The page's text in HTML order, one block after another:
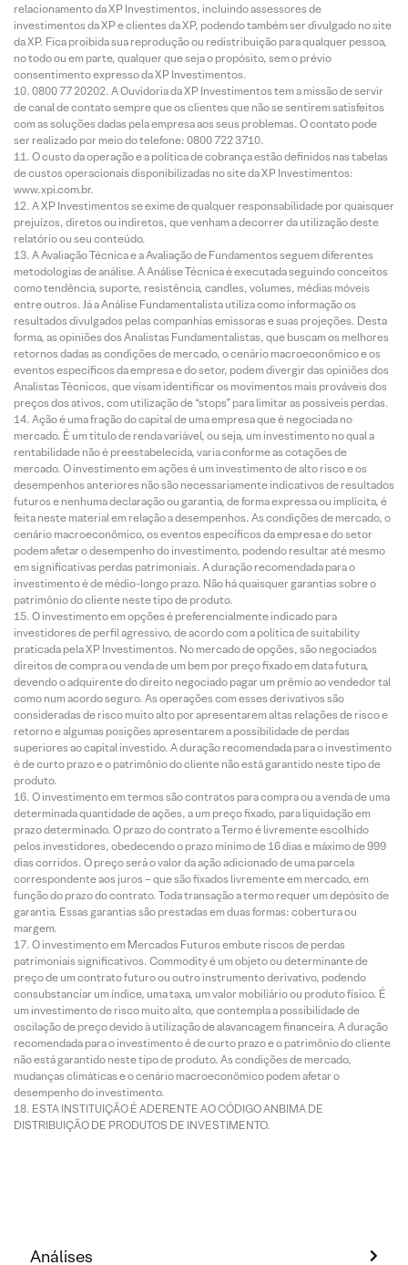
relacionamento da XP Investimentos, incluindo assessores de
investimentos da XP e clientes da XP, podendo também ser divulgado no site
da XP. Fica proibida sua reprodução ou redistribuição para qualquer pessoa,
no todo ou em parte, qualquer que seja o propósito, sem o prévio
consentimento expresso da XP Investimentos.
0800 77 20202. A Ouvidoria da XP Investimentos tem a missão de servir
de canal de contato sempre que os clientes que não se sentirem satisfeitos
com as soluções dadas pela empresa aos seus problemas. O contato pode
ser realizado por meio do telefone: 0800 722 3710.
O custo da operação e a política de cobrança estão definidos nas tabelas
de custos operacionais disponibilizadas no site da XP Investimentos:
www.xpi.com.br.
A XP Investimentos se exime de qualquer responsabilidade por quaisquer
prejuízos, diretos ou indiretos, que venham a decorrer da utilização deste
relatório ou seu conteúdo.
A Avaliação Técnica e a Avaliação de Fundamentos seguem diferentes
metodologias de análise. A Análise Técnica é executada seguindo conceitos
como tendência, suporte, resistência, candles, volumes, médias móveis
entre outros. Já a Análise Fundamentalista utiliza como informação os
resultados divulgados pelas companhias emissoras e suas projeções. Desta
forma, as opiniões dos Analistas Fundamentalistas, que buscam os melhores
retornos dadas as condições de mercado, o cenário macroeconômico e os
eventos específicos da empresa e do setor, podem divergir das opiniões dos
Analistas Técnicos, que visam identificar os movimentos mais prováveis dos
preços dos ativos, com utilização de “stops” para limitar as possíveis perdas.
Ação é uma fração do capital de uma empresa que é negociada no
mercado. É um título de renda variável, ou seja, um investimento no qual a
rentabilidade não é preestabelecida, varia conforme as cotações de
mercado. O investimento em ações é um investimento de alto risco e os
desempenhos anteriores não são necessariamente indicativos de resultados
futuros e nenhuma declaração ou garantia, de forma expressa ou implícita, é
feita neste material em relação a desempenhos. As condições de mercado, o
cenário macroeconômico, os eventos específicos da empresa e do setor
podem afetar o desempenho do investimento, podendo resultar até mesmo
em significativas perdas patrimoniais. A duração recomendada para o
investimento é de médio-longo prazo. Não há quaisquer garantias sobre o
patrimônio do cliente neste tipo de produto.
O investimento em opções é preferencialmente indicado para
investidores de perfil agressivo, de acordo com a política de suitability
praticada pela XP Investimentos. No mercado de opções, são negociados
direitos de compra ou venda de um bem por preço fixado em data futura,
devendo o adquirente do direito negociado pagar um prêmio ao vendedor tal
como num acordo seguro. As operações com esses derivativos são
consideradas de risco muito alto por apresentarem altas relações de risco e
retorno e algumas posições apresentarem a possibilidade de perdas
superiores ao capital investido. A duração recomendada para o investimento
é de curto prazo e o patrimônio do cliente não está garantido neste tipo de
produto.
O investimento em termos são contratos para compra ou a venda de uma
determinada quantidade de ações, a um preço fixado, para liquidação em
prazo determinado. O prazo do contrato a Termo é livremente escolhido
pelos investidores, obedecendo o prazo mínimo de 16 dias e máximo de 999
dias corridos. O preço será o valor da ação adicionado de uma parcela
correspondente aos juros – que são fixados livremente em mercado, em
função do prazo do contrato. Toda transação a termo requer um depósito de
garantia. Essas garantias são prestadas em duas formas: cobertura ou
margem.
O investimento em Mercados Futuros embute riscos de perdas
patrimoniais significativos. Commodity é um objeto ou determinante de
preço de um contrato futuro ou outro instrumento derivativo, podendo
consubstanciar um índice, uma taxa, um valor mobiliário ou produto físico. É
um investimento de risco muito alto, que contempla a possibilidade de
oscilação de preço devido à utilização de alavancagem financeira. A duração
recomendada para o investimento é de curto prazo e o patrimônio do cliente
não está garantido neste tipo de produto. As condições de mercado,
mudanças climáticas e o cenário macroeconômico podem afetar o
desempenho do investimento.
ESTA INSTITUIÇÃO É ADERENTE AO CÓDIGO ANBIMA DE
DISTRIBUIÇÃO DE PRODUTOS DE INVESTIMENTO.
Análises